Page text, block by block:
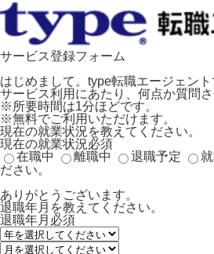
サービス登録フォーム
はじめまして。type転職エージェント
サービス利用にあたり、何点か質問さ
※所要時間は1分ほどです。
※無料でご利用いただけます。
現在の就業状況を教えてください。
現在の就業状況必須
在職中
離職中 退職予定
ださい。
ありがとうございます。
退職年月を教えてください。
退職年月 必須